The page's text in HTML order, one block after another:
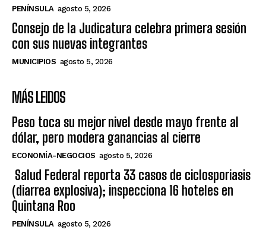
PENÍNSULA agosto 5, 2026
Consejo de la Judicatura celebra primera sesión
con sus nuevas integrantes
MUNICIPIOS agosto 5, 2026
MÁS LEIDOS
Peso toca su mejor nivel desde mayo frente al
dólar, pero modera ganancias al cierre
ECONOMÍA-NEGOCIOS agosto 5, 2026
Salud Federal reporta 33 casos de ciclosporiasis
(diarrea explosiva); inspecciona 16 hoteles en
Quintana Roo
PENÍNSULA agosto 5, 2026